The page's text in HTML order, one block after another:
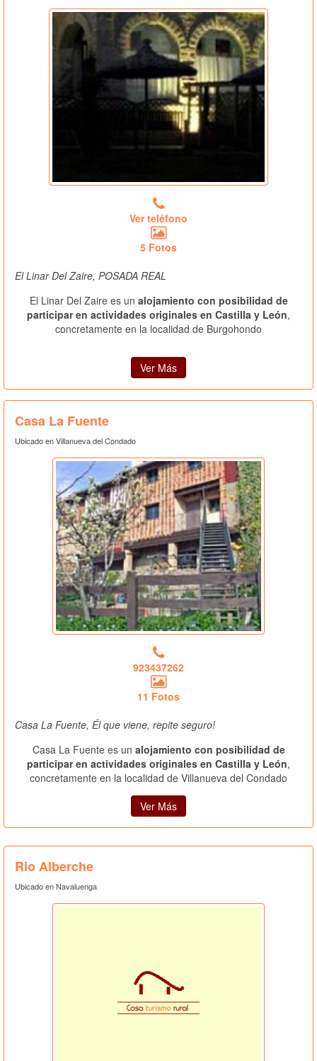
Ver teléfono
5 Fotos
El Linar Del Zaire, POSADA REAL
El Linar Del Zaire es un alojamiento con posibilidad de
participar en actividades originales en Castilla y León,
concretamente en la localidad de Burgohondo
Ver Más
Casa La Fuente
Ubicado en Villanueva del Condado
923437262
11 Fotos
Casa La Fuente, Él que viene, repite seguro!
Casa La Fuente es un alojamiento con posibilidad de
participar en actividades originales en Castilla y León,
concretamente en la localidad de Villanueva del Condado
Ver Más
Rio Alberche
Ubicado en Navaluenga